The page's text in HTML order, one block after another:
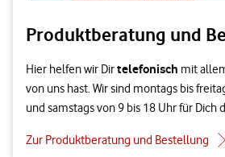
Produktberatung und
Hier helfen wir Dirtelefonisch mit
von uns hast. Wir sind montags bis
und samstags von 9 bis 18 Uhr für Dich
Zur Produktberatung und Bestellung